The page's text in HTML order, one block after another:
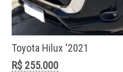
Toyota Hilux '2021
R$ 255.000